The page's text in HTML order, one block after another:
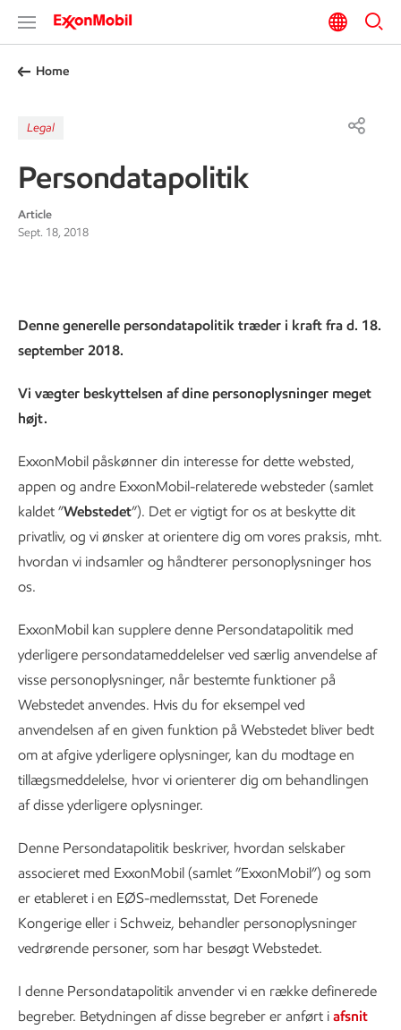
Home
Legal
Persondatapolitik
Article
Sept. 18, 2018
Denne generelle persondatapolitik træder i kraft fra d. 18.
september 2018.
Vi vægter beskyttelsen af dine personoplysninger meget
højt.
ExxonMobil påskønner din interesse for dette websted,
appen og andre ExxonMobil-relaterede websteder (samlet
kaldet ”Webstedet”). Det er vigtigt for os at beskytte dit
privatliv, og vi ønsker at orientere dig om vores praksis, mht.
hvordan vi indsamler og håndterer personoplysninger hos
os.
ExxonMobil kan supplere denne Persondatapolitik med
yderligere persondatameddelelser ved særlig anvendelse af
visse personoplysninger, når bestemte funktioner på
Webstedet anvendes. Hvis du for eksempel ved
anvendelsen af en given funktion på Webstedet bliver bedt
om at afgive yderligere oplysninger, kan du modtage en
tillægsmeddelelse, hvor vi orienterer dig om behandlingen
af disse yderligere oplysninger.
Denne Persondatapolitik beskriver, hvordan selskaber
associeret med ExxonMobil (samlet ”ExxonMobil”) og som
er etableret i en EØS-medlemsstat, Det Forenede
Kongerige eller i Schweiz, behandler personoplysninger
vedrørende personer, som har besøgt Webstedet.
I denne Persondatapolitik anvender vi en række definerede
begreber. Betydningen af disse begreber er anført i afsnit